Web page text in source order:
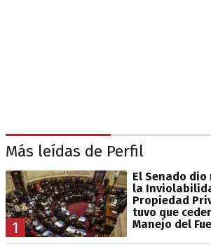
Más leídas de Perfil
1
El Senado
la
Propiedad
tuvo que
Manejo del